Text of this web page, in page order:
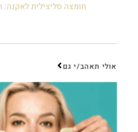
חומצה סליצילית
אולי תאהב/י גם